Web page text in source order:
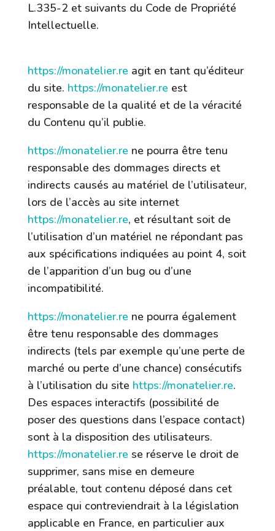
L.335-2 et suivants du Code de Propriété
Intellectuelle.
https://monatelier.re agit en tant qu’éditeur
du site. https://monatelier.re est
responsable de la qualité et de la véracité
du Contenu qu’il publie.
https://monatelier.re ne pourra être tenu
responsable des dommages directs et
indirects causés au matériel de l’utilisateur,
lors de l’accès au site internet
https://monatelier.re, et résultant soit de
l’utilisation d’un matériel ne répondant pas
aux spécifications indiquées au point 4, soit
de l’apparition d’un bug ou d’une
incompatibilité.
https://monatelier.re ne pourra également
être tenu responsable des dommages
indirects (tels par exemple qu’une perte de
marché ou perte d’une chance) consécutifs
à l’utilisation du site https://monatelier.re.
Des espaces interactifs (possibilité de
poser des questions dans l’espace contact)
sont à la disposition des utilisateurs.
https://monatelier.re se réserve le droit de
supprimer, sans mise en demeure
préalable, tout contenu déposé dans cet
espace qui contreviendrait à la législation
applicable en France, en particulier aux